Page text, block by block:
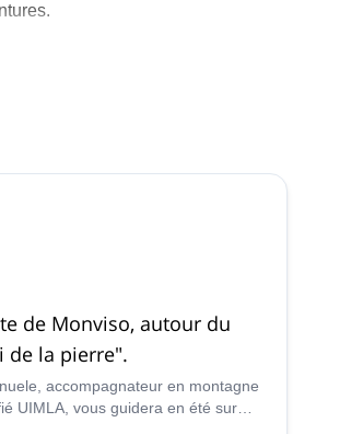
de Monviso, autour du
de la pierre".
accompagnateur en montagne
UIMLA, vous guidera en été sur